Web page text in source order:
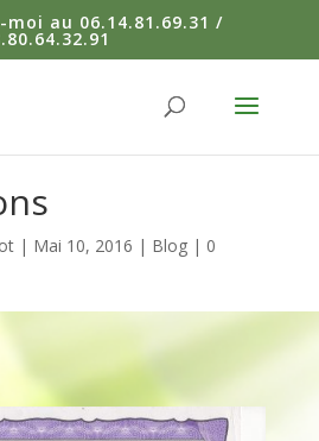
au 06.14.81.69.31 /
| Mai 10, 2016 | Blog| 0